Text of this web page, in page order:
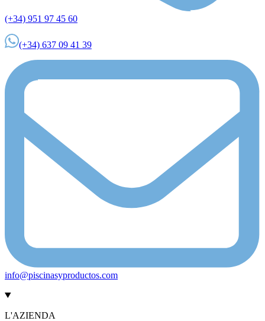
(+34) 951 97 45 60
(+34) 637 09 41 39
info@piscinasyproductos.com
L'AZIENDA